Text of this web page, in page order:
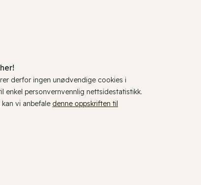
derfor ingen unødvendige cookies i
enkel personvernvennlig nettsidestatistikk.
vi anbefale denne oppskriften til